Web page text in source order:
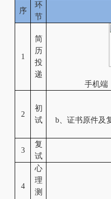
序
环
节
1
简
历
投
递
手机端
2
初
试
b、证书原件及
3
复
试
4
心
理
测